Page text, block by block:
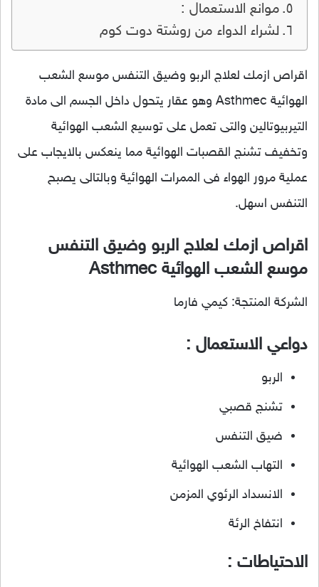
موانع الاستعمال :
لشراء الدواء من روشتة دوت كوم
اقراص ازمك لعلاج الربو وضيق التنفس موسع الشعب
الهوائية Asthmec وهو عقار يتحول داخل الجسم الى مادة
التيربيوتالين والتى تعمل على توسيع الشعب الهوائية
وتخفيف تشنج القصبات الهوائية مما ينعكس بالايجاب على
عملية مرور الهواء فى الممرات الهوائية وبالتالى يصبح
التنفس اسهل.
اقراص ازمك لعلاج الربو وضيق التنفس
موسع الشعب الهوائية Asthmec
الشركة المنتجة: كيمي فارما
دواعي الاستعمال :
الربو
تشنج قصبي
ضيق التنفس
التهاب الشعب الهوائية
الانسداد الرئوي المزمن
انتفاخ الرئة
الاحتياطات :